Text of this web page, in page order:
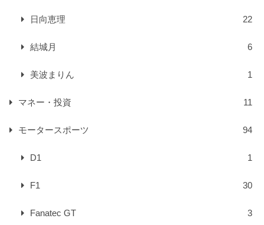
日向恵理 22
結城月 6
美波まりん 1
マネー・投資 11
モータースポーツ 94
D1 1
F1 30
Fanatec GT 3